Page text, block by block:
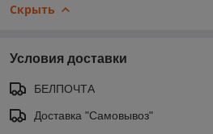
Скрыть
Условия доставки
БЕЛПОЧТА
Доставка "Самовывоз"